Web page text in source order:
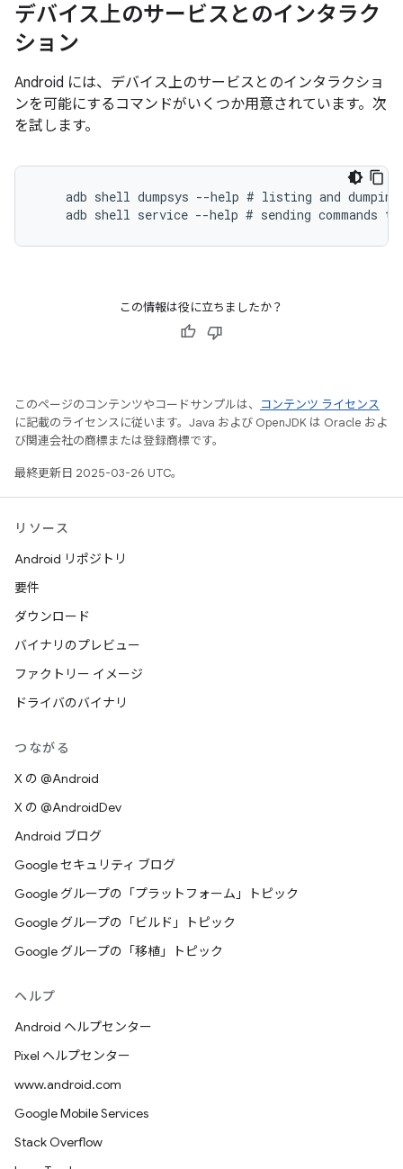
デバイス上のサービスとのインタラク
ション
Android には、デバイス上のサービスとのインタラクショ
ンを可能にするコマンドがいくつか用意されています。次
を試します。
adb shell dumpsys --help # listing and
この情報は役に立ちましたか？
このページのコンテンツやコードサンプルは、
コンテンツ ライセンス
に記載のライセンスに従います。Java および OpenJDK は Oracle およ
び関連会社の商標または登録商標です。
最終更新日 2025-03-26 UTC。
リソース
Android リポジトリ
要件
ダウンロード
バイナリのプレビュー
ファクトリー イメージ
ドライバのバイナリ
つながる
X の @Android
X の @AndroidDev
Android ブログ
Google セキュリティ ブログ
Google グループの「プラットフォーム」トピック
Google グループの「ビルド」トピック
Google グループの「移植」トピック
ヘルプ
Android ヘルプセンター
Pixel ヘルプセンター
www.android.com
Google Mobile Services
Stack Overflow